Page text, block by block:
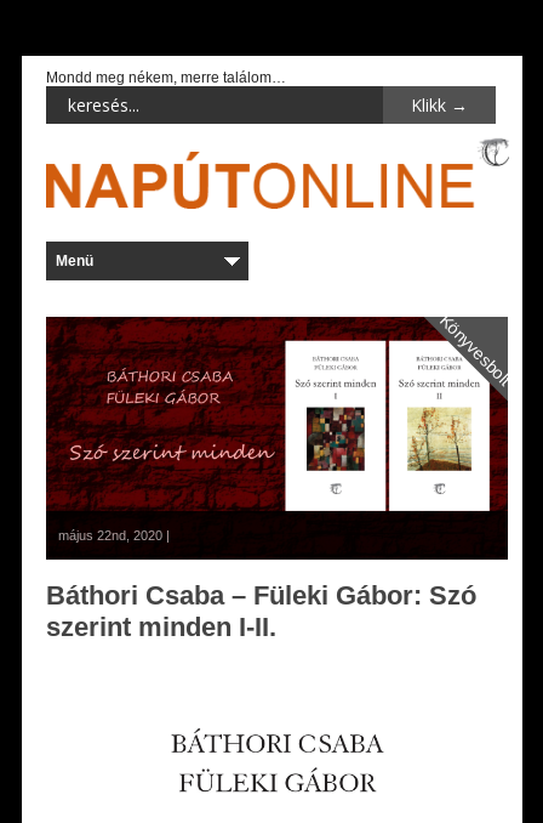
Mondd meg nékem, merre találom…
Könyvesbolt
május 22nd, 2020 |
Báthori Csaba – Füleki Gábor: Szó
szerint minden I-II.